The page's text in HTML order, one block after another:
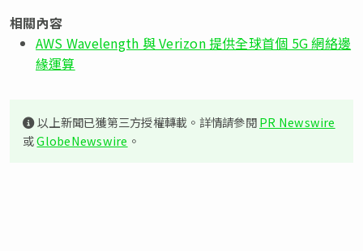
相關內容
AWS Wavelength 與 Verizon 提供全球首個 5G 網絡邊
緣運算
以上新聞已獲第三方授權轉載。詳情請參閱PR Newswire
或GlobeNewswire 。